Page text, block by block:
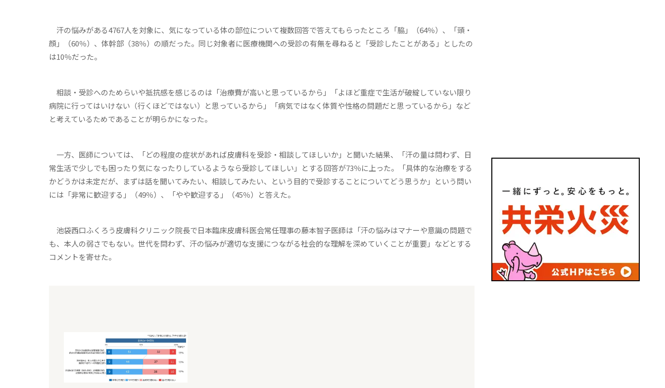
汗の悩みがある4767人を対象に、気になっている体の部位について複数回答で答えてもらったところ「脇」（64％）、「頭・
顔」（60％）、体幹部（38％）の順だった。同じ対象者に医療機関への受診の有無を尋ねると「受診したことがある」としたの
は10％だった。
相談・受診へのためらいや抵抗感を感じるのは「治療費が高いと思っているから」「よほど重症で生活が破綻していない限り
病院に行ってはいけない（行くほどではない）と思っているから」「病気ではなく体質や性格の問題だと思っているから」など
と考えているためであることが明らかになった。
一方、医師については、「どの程度の症状があれば皮膚科を受診・相談してほしいか」と聞いた結果、「汗の量は問わず、日
常生活で少しでも困ったり気になったりしているようなら受診してほしい」とする回答が73％に上った。「具体的な治療をする
かどうかは未定だが、まずは話を聞いてみたい、相談してみたい、という目的で受診することについてどう思うか」という問い
には「非常に歓迎する」（49％）、「やや歓迎する」（45％）と答えた。
池袋西口ふくろう皮膚科クリニック院⾧で日本臨床皮膚科医会常任理事の藤本智子医師は「汗の悩みはマナーや意識の問題で
も、本人の弱さでもない。世代を問わず、汗の悩みが適切な支援につながる社会的な理解を深めていくことが重要」などとする
コメントを寄せた。